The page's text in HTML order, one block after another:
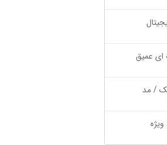
عمیق
/ مد